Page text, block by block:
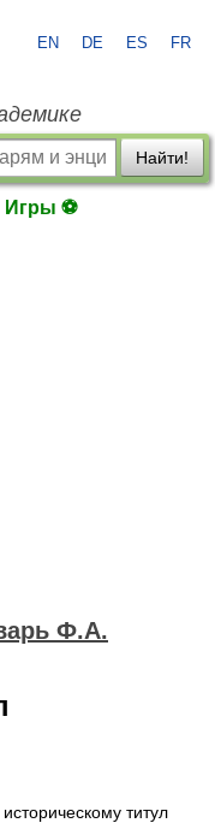
EN DE ES FR
Найти!
Игры ⚽
Ф.А.
титул